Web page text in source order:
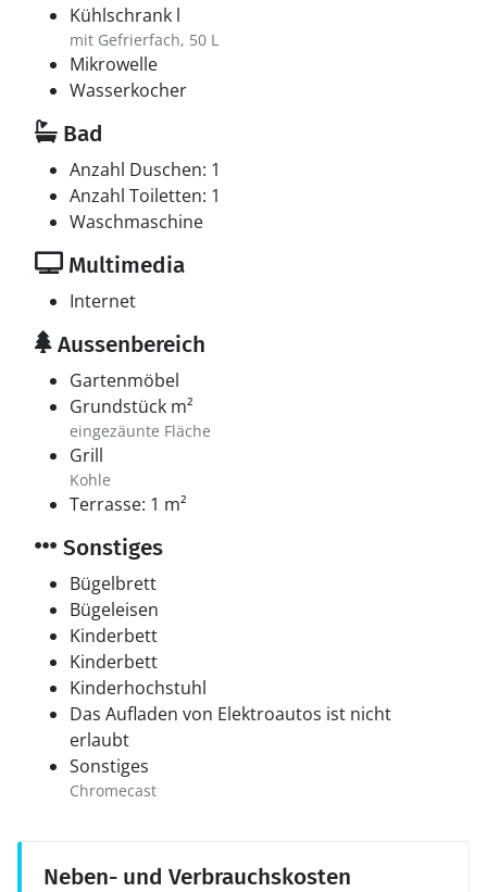
Kühlschrank l
mit Gefrierfach, 50 L
Mikrowelle
Wasserkocher
Bad
Anzahl Duschen: 1
Anzahl Toiletten: 1
Waschmaschine
Multimedia
Internet
Aussenbereich
Gartenmöbel
Grundstück m²
eingezäunte Fläche
Grill
Kohle
Terrasse: 1 m²
Sonstiges
Bügelbrett
Bügeleisen
Kinderbett
Kinderbett
Kinderhochstuhl
Das Aufladen von Elektroautos ist nicht
erlaubt
Sonstiges
Chromecast
Neben- und Verbrauchskosten